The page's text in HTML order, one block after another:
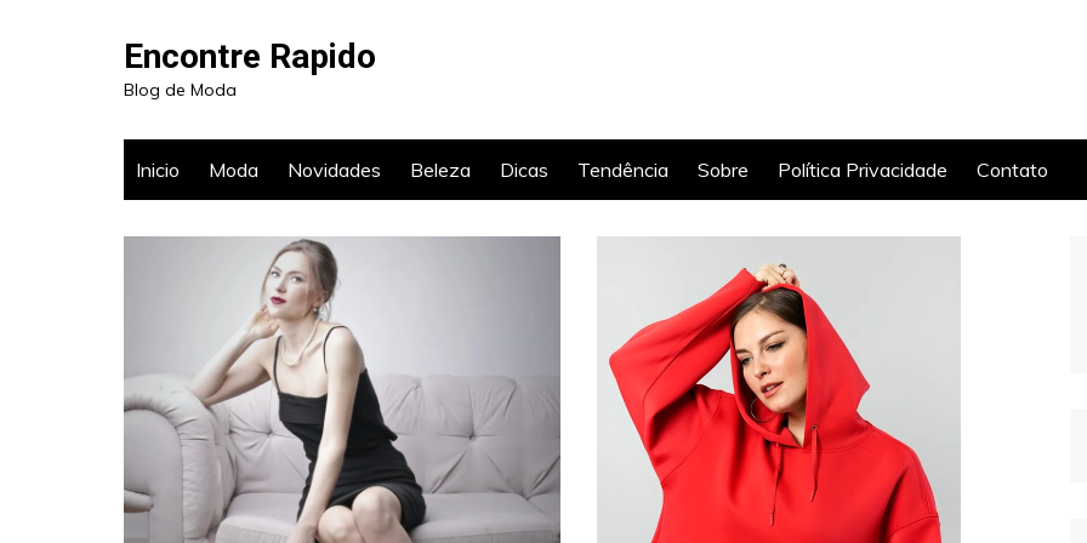
Encontre Rapido
Blog de Moda
Inicio Moda Novidades Beleza Dicas Tendência Sobre Política Privacidade Contato